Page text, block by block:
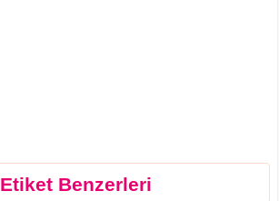
Etiket Benzerleri